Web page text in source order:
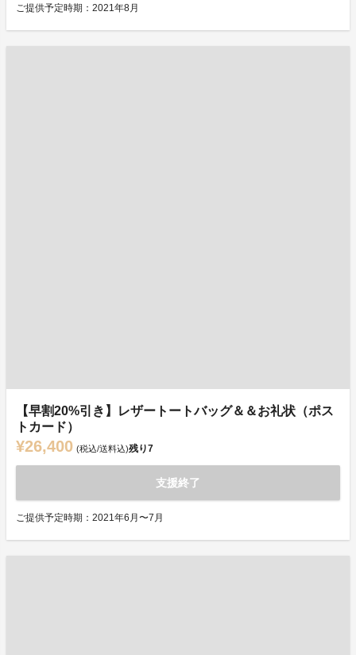
ご提供予定時期：2021年8月
【早割20%引き】レザートートバッグ＆＆お礼状（ポス
トカード）
¥26,400 (税込/送料込)残り7
支援終了
ご提供予定時期：2021年6月〜7月